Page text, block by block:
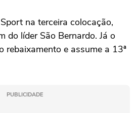
na terceira colocação,
do líder São Bernardo. Já o
rebaixamento e assume a 13ª
PUBLICIDADE